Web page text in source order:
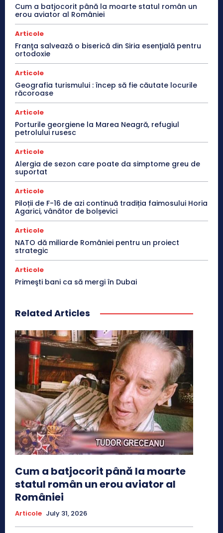
Cum a batjocorit până la moarte statul român un
erou aviator al României
Articole
Franţa salvează o biserică din Siria esenţială pentru
ortodoxie
Articole
Geografia turismului : încep să fie căutate locurile
răcoroase
Articole
Porturile georgiene la Marea Neagră, refugiul
petrolului rusesc
Articole
Alergia de sezon care poate da simptome greu de
suportat
Articole
Piloții de F-16 de azi continuă tradiția faimosului Horia
Agarici, vânător de bolșevici
Articole
NATO dă miliarde României pentru un proiect
strategic
Articole
Primeşti bani ca să mergi în Dubai
Related Articles
Cum a batjocorit până la moarte
statul român un erou aviator al
României
Articole July 31, 2026